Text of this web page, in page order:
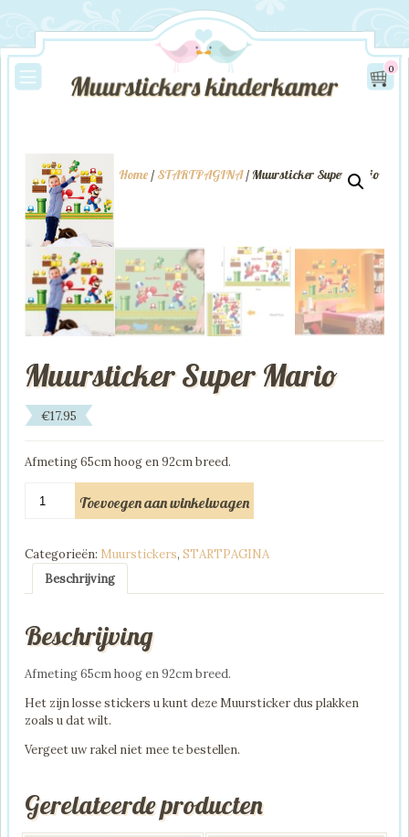
0
Home / STARTPAGINA/ Muursticker Super Mario
Muursticker Super Mario
€17.95
Afmeting 65cm hoog en 92cm breed.
Super
Toevoegen aan winkelwagen
Categorieën: Muurstickers, STARTPAGINA
Beschrijving
Beschrijving
Afmeting 65cm hoog en 92cm breed.
Het zijn losse stickers u kunt deze Muursticker dus plakken
zoals u dat wilt.
Vergeet uw rakel niet mee te bestellen.
Gerelateerde producten